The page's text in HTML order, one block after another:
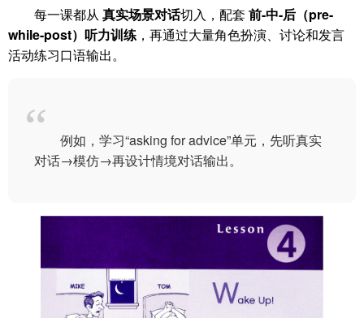
每一课都从 真实场景对话切入，配套 前-中-后（pre-
while-post）听力训练 ，再通过大量角色扮演、讨论和发言
活动练习口语输出。
例如，学习“asking for advice”单元，先听真实
对话→模仿→再设计情境对话输出。